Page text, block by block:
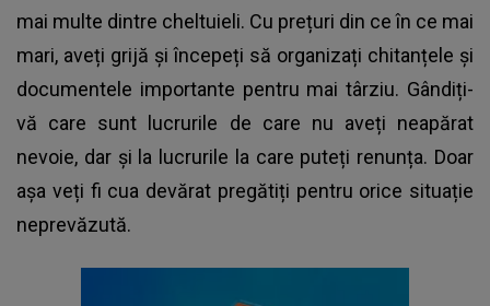
mai multe dintre cheltuieli. Cu prețuri din ce în ce mai
mari, aveți grijă și începeți să organizați chitanțele și
documentele importante pentru mai târziu. Gândiți-
vă care sunt lucrurile de care nu aveți neapărat
nevoie, dar și la lucrurile la care puteți renunța. Doar
așa veți fi cua devărat pregătiți pentru orice situație
neprevăzută.